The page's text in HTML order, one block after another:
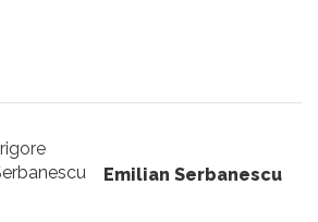
- nu-i avatar, pseudonim
arbitrul Coltescu nu a
diferenta. Daca nu
de meseria pe care o
Emilian Serbanescu